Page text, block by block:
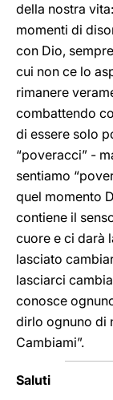
della nostra
momenti di
con Dio,
cui non ce lo
rimanere
combattendo
di essere solo
“poveracci” -
sentiamo
quel momento
contiene il
cuore e ci darà
lasciato
lasciarci
conosce
dirlo ognuno di
Cambiami”.
Saluti